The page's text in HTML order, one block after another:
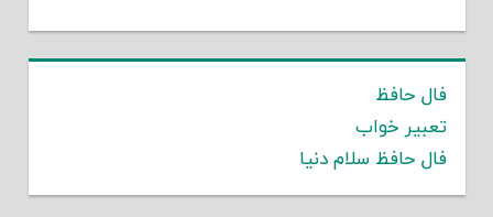
فال حافظ
تعبیر خواب
فال حافظ سلام دنیا